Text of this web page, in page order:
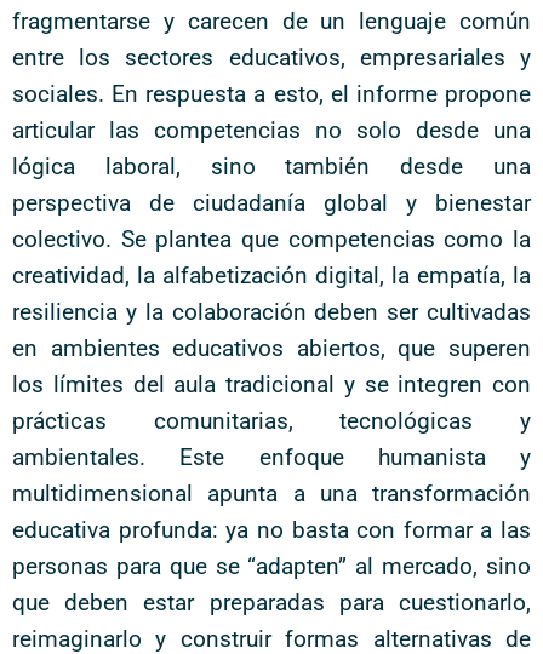
fragmentarse y carecen de un lenguaje común
entre los sectores educativos, empresariales y
sociales. En respuesta a esto, el informe propone
articular las competencias no solo desde una
lógica laboral, sino también desde una
perspectiva de ciudadanía global y bienestar
colectivo. Se plantea que competencias como la
creatividad, la alfabetización digital, la empatía, la
resiliencia y la colaboración deben ser cultivadas
en ambientes educativos abiertos, que superen
los límites del aula tradicional y se integren con
prácticas comunitarias, tecnológicas y
ambientales. Este enfoque humanista y
multidimensional apunta a una transformación
educativa profunda: ya no basta con formar a las
personas para que se “adapten” al mercado, sino
que deben estar preparadas para cuestionarlo,
reimaginarlo y construir formas alternativas de